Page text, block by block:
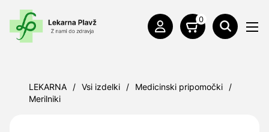
0
LEKARNA / Vsi izdelki / Medicinski pripomočki
/
Merilniki